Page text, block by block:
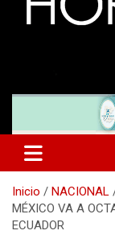
Inicio
NACIONAL
MÉXICO VA A
ECUADOR